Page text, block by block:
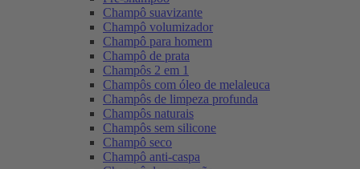
Champô suavizante
Champô volumizador
Champô para homem
Champô de prata
Champôs 2 em 1
Champôs com óleo de melaleuca
Champôs de limpeza profunda
Champôs naturais
Champôs sem silicone
Champô seco
Champô anti-caspa